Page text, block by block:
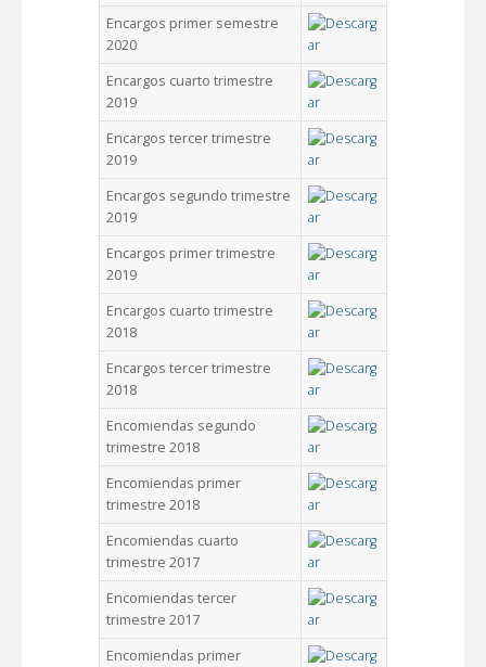
Encargos primer semestre
2020
Encargos cuarto trimestre
2019
Encargos tercer trimestre
2019
Encargos segundo trimestre
2019
Encargos primer trimestre
2019
Encargos cuarto trimestre
2018
Encargos tercer trimestre
2018
Encomiendas segundo
trimestre 2018
Encomiendas primer
trimestre 2018
Encomiendas cuarto
trimestre 2017
Encomiendas tercer
trimestre 2017
Encomiendas primer